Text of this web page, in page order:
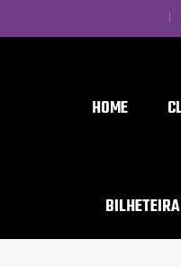
HOME
BILHETEIRA